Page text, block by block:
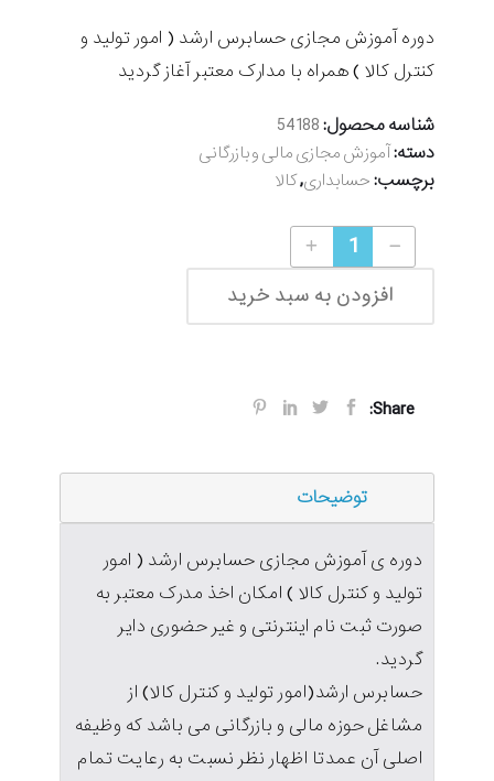
دوره آموزش مجازی حسابرس ارشد ( امور تولید و
کنترل کالا ) همراه با مدارک معتبر آغاز گردید
شناسه محصول:54188
دسته:آموزش مجازی مالی و بازرگانی
برچسب:حسابداری,کالا
آموزش مجازی حسابرس ارشد ( امور تولید و کنترل کالا ) Senior Auditor (producing and Controlling of Goods) E-learning quantity
افزودن به سبد خرید
Share:
توضیحات
دوره ی آموزش مجازی حسابرس ارشد ( امور
تولید و کنترل کالا ) امکان اخذ مدرک معتبر به
صورت ثبت نام اینترنتی و غیر حضوری دایر
گردید.
حسابرس ارشد(امور تولید و کنترل کالا) از
مشاغل حوزه مالی و بازرگانی می باشد که وظیفه
اصلی آن عمدتا اظهار نظر نسبت به رعایت تمام